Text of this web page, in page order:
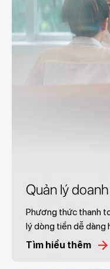
Quản lý
Phương thức thanh
lý dòng tiền dễ dàng
Tìm hiểu thêm